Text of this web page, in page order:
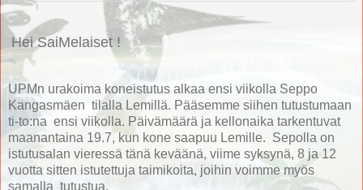
Hei SaiMelaiset !
UPMn urakoima koneistutus alkaa ensi viikolla Seppo
Kangasmäen tilalla Lemillä. Pääsemme siihen tutustumaan
ti-to:na ensi viikolla. Päivämäärä ja kellonaika tarkentuvat
maanantaina 19.7, kun kone saapuu Lemille. Sepolla on
istutusalan vieressä tänä keväänä, viime syksynä, 8 ja 12
vuotta sitten istutettuja taimikoita, joihin voimme myös
samalla tutustua.